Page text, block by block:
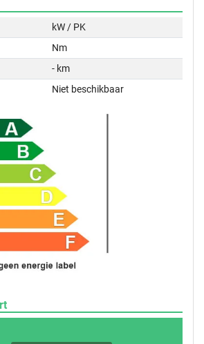
kW / PK
Nm
- km
Niet beschikbaar